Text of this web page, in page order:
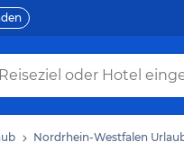
Nordrhein-Westfalen